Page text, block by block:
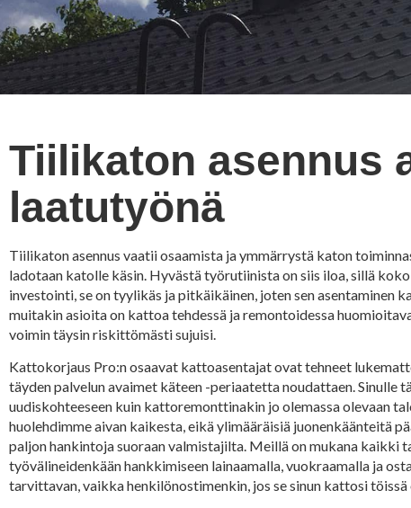
Tiilikaton asennus
laatutyönä
Tiilikaton asennus vaatii osaamista ja ymmärrystä katon
ladotaan katolle käsin. Hyvästä työrutiinista on siis iloa, sillä
investointi, se on tyylikäs ja pitkäikäinen, joten sen
muitakin asioita on kattoa tehdessä ja remontoidessa
voimin täysin riskittömästi sujuisi.
Kattokorjaus Pro:n osaavat kattoasentajat ovat tehneet
täyden palvelun avaimet käteen -periaatetta noudattaen. Sinulle
uudiskohteeseen kuin kattoremonttinakin jo olemassa olevaan
huolehdimme aivan kaikesta, eikä ylimääräisiä juonenkäänteitä
paljon hankintoja suoraan valmistajilta. Meillä on mukana kaikki
työvälineidenkään hankkimiseen lainaamalla, vuokraamalla ja
tarvittavan, vaikka henkilönostimenkin, jos se sinun kattosi